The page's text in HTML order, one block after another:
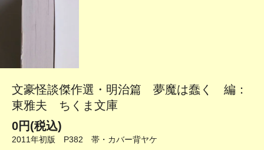
文豪怪談傑作選・明治篇 夢魔は蠢く 編：
東雅夫 ちくま文庫
0円(税込)
2011年初版 P382 帯・カバー背ヤケ